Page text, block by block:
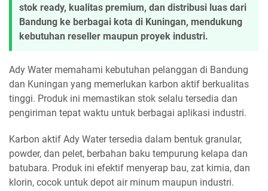
stok ready, kualitas premium, dan distribusi luas dari
Bandung ke berbagai kota di Kuningan, mendukung
kebutuhan reseller maupun proyek industri.
Ady Water memahami kebutuhan pelanggan di Bandung
dan Kuningan yang memerlukan karbon aktif berkualitas
tinggi. Produk ini memastikan stok selalu tersedia dan
pengiriman tepat waktu untuk berbagai aplikasi industri.
Karbon aktif Ady Water tersedia dalam bentuk granular,
powder, dan pelet, berbahan baku tempurung kelapa dan
batubara. Produk ini efektif menyerap bau, zat kimia, dan
klorin, cocok untuk depot air minum maupun industri.